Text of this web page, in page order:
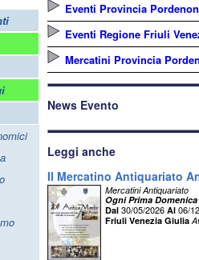
Eventi Provincia
Eventi Regione Friuli
Mercatini Provincia
News Evento
Leggi anche
Il Mercatino Antiquariato
Mercatini Antiquariato
Ogni Prima
Dal 30/05/2026 Al 06/
Friuli Venezia Giulia